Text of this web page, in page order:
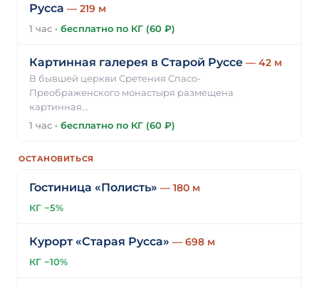
Русса — 219 м
1 час · бесплатно по КГ (60 ₽)
Картинная галерея в Старой Руссе — 42 м
В бывшей церкви Сретения Спасо-
Преображенского монастыря размещена
картинная…
1 час · бесплатно по КГ (60 ₽)
ОСТАНОВИТЬСЯ
Гостиница «Полисть» — 180 м
КГ −5%
Курорт «Старая Русса» — 698 м
КГ −10%